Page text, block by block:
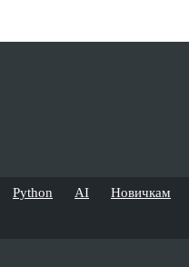
Python AI Новичкам